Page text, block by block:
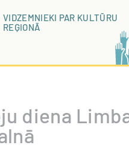
VIDZEMNIEKI PAR KULTŪRU
REĢIONĀ
diena